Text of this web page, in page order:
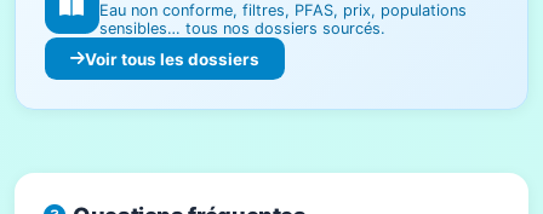
Eau non conforme, filtres, PFAS, prix, populations
sensibles… tous nos dossiers sourcés.
Voir tous les dossiers